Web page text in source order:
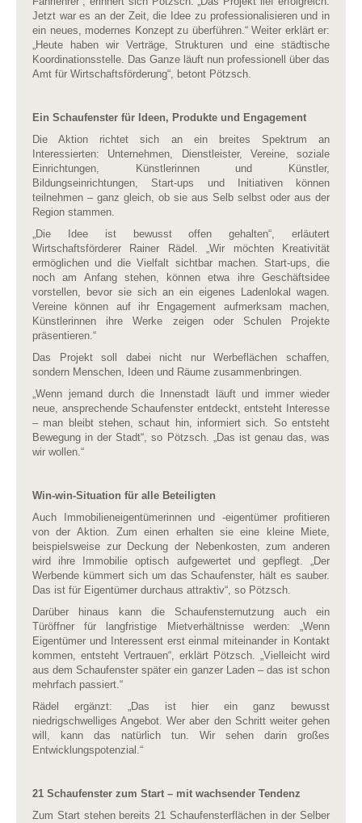
Jetzt war es an der Zeit, die Idee zu professionalisieren und in
ein neues, modernes Konzept zu überführen.“ Weiter erklärt er:
„Heute haben wir Verträge, Strukturen und eine städtische
Koordinationsstelle. Das Ganze läuft nun professionell über das
Amt für Wirtschaftsförderung“, betont Pötzsch.
Ein Schaufenster für Ideen, Produkte und Engagement
Die Aktion richtet sich an ein breites Spektrum an
Interessierten: Unternehmen, Dienstleister, Vereine, soziale
Einrichtungen, Künstlerinnen und Künstler,
Bildungseinrichtungen, Start-ups und Initiativen können
teilnehmen – ganz gleich, ob sie aus Selb selbst oder aus der
Region stammen.
„Die Idee ist bewusst offen gehalten“, erläutert
Wirtschaftsförderer Rainer Rädel. „Wir möchten Kreativität
ermöglichen und die Vielfalt sichtbar machen. Start-ups, die
noch am Anfang stehen, können etwa ihre Geschäftsidee
vorstellen, bevor sie sich an ein eigenes Ladenlokal wagen.
Vereine können auf ihr Engagement aufmerksam machen,
Künstlerinnen ihre Werke zeigen oder Schulen Projekte
präsentieren.“
Das Projekt soll dabei nicht nur Werbeflächen schaffen,
sondern Menschen, Ideen und Räume zusammenbringen.
„Wenn jemand durch die Innenstadt läuft und immer wieder
neue, ansprechende Schaufenster entdeckt, entsteht Interesse
– man bleibt stehen, schaut hin, informiert sich. So entsteht
Bewegung in der Stadt“, so Pötzsch. „Das ist genau das, was
wir wollen.“
Win-win-Situation für alle Beteiligten
Auch Immobilieneigentümerinnen und -eigentümer profitieren
von der Aktion. Zum einen erhalten sie eine kleine Miete,
beispielsweise zur Deckung der Nebenkosten, zum anderen
wird ihre Immobilie optisch aufgewertet und gepflegt. „Der
Werbende kümmert sich um das Schaufenster, hält es sauber.
Das ist für Eigentümer durchaus attraktiv“, so Pötzsch.
Darüber hinaus kann die Schaufensternutzung auch ein
Türöffner für langfristige Mietverhältnisse werden: „Wenn
Eigentümer und Interessent erst einmal miteinander in Kontakt
kommen, entsteht Vertrauen“, erklärt Pötzsch. „Vielleicht wird
aus dem Schaufenster später ein ganzer Laden – das ist schon
mehrfach passiert.“
Rädel ergänzt: „Das ist hier ein ganz bewusst
niedrigschwelliges Angebot. Wer aber den Schritt weiter gehen
will, kann das natürlich tun. Wir sehen darin großes
Entwicklungspotenzial.“
21 Schaufenster zum Start – mit wachsender Tendenz
Zum Start stehen bereits 21 Schaufensterflächen in der Selber